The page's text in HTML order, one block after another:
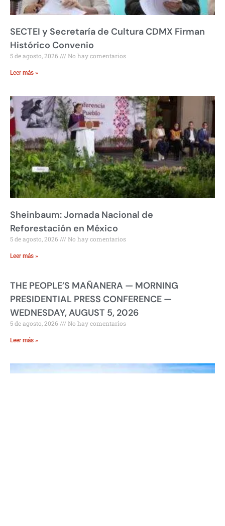
SECTEI y Secretaría de Cultura CDMX Firman
Histórico Convenio
5 de agosto, 2026 No hay comentarios
Leer más »
Sheinbaum: Jornada Nacional de
Reforestación en México
5 de agosto, 2026 No hay comentarios
Leer más »
THE PEOPLE’S MAÑANERA — MORNING
PRESIDENTIAL PRESS CONFERENCE —
WEDNESDAY, AUGUST 5, 2026
5 de agosto, 2026 No hay comentarios
Leer más »